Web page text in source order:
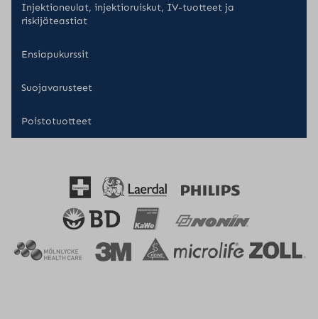
Injektioneulat, injektioruiskut, IV-tuotteet ja
riskijäteastiat
Ensiapukurssit
Suojavarusteet
Poistotuotteet